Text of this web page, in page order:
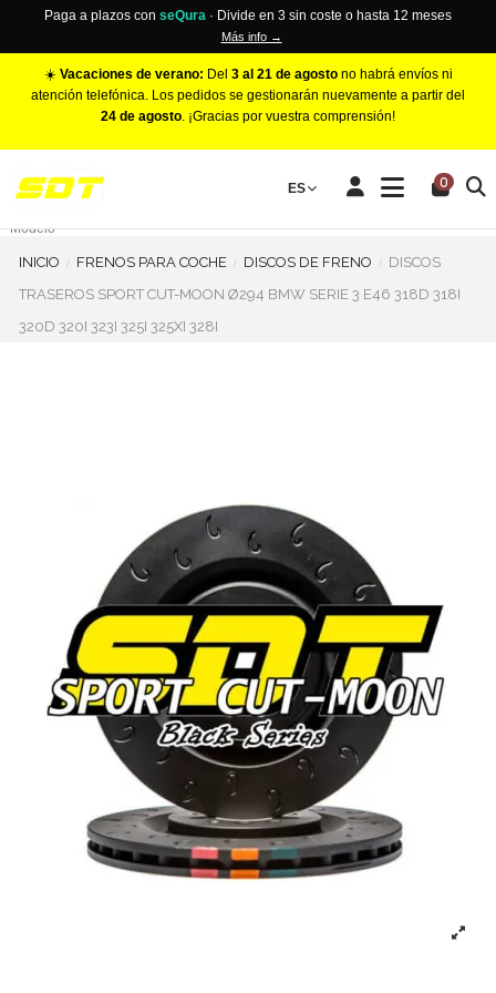
Paga a plazos con seQura · Divide en 3 sin coste o hasta 12 meses
Más info →
☀️ Vacaciones de verano: Del 3 al 21 de agostono habrá envíos ni
atención telefónica. Los pedidos se gestionarán nuevamente a partir del
24 de agosto. ¡Gracias por vuestra comprensión!
ES 0
Make
Modelo
INICIO FRENOS PARA COCHE DISCOS DE FRENO
DISCOS
TRASEROS SPORT CUT-MOON Ø294 BMW SERIE 3 E46 318D 318I
320D 320I 323I 325I 325XI 328I